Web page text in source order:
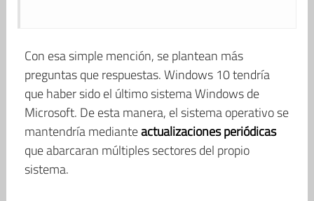
Con esa simple mención, se plantean más
preguntas que respuestas. Windows 10 tendría
que haber sido el último sistema Windows de
Microsoft. De esta manera, el sistema operativo se
mantendría medianteactualizaciones periódicas
que abarcaran múltiples sectores del propio
sistema.